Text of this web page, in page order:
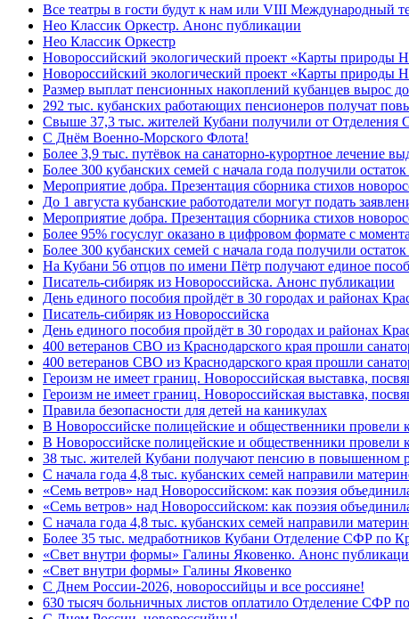
Все театры в гости будут к нам или VIII Международный
Нео Классик Оркестр. Анонс публикации
Нео Классик Оркестр
Новороссийский экологический проект «Карты природы
Новороссийский экологический проект «Карты природы
Размер выплат пенсионных накоплений кубанцев вырос
292 тыс. кубанских работающих пенсионеров получат
Свыше 37,3 тыс. жителей Кубани получили от Отделения
C Днём Военно-Морского Флота!
Более 3,9 тыс. путёвок на санаторно-курортное лечение
Более 300 кубанских семей с начала года получили
Мероприятие добра. Презентация сборника стихов
До 1 августа кубанские работодатели могут подать
Мероприятие добра. Презентация сборника стихов
Более 95% госуслуг оказано в цифровом формате с
Более 300 кубанских семей с начала года получили
На Кубани 56 отцов по имени Пётр получают единое
Писатель-сибиряк из Новороссийска. Анонс публикации
День единого пособия пройдёт в 30 городах и районах
Писатель-сибиряк из Новороссийска
День единого пособия пройдёт в 30 городах и районах
400 ветеранов СВО из Краснодарского края прошли
400 ветеранов СВО из Краснодарского края прошли
Героизм не имеет границ. Новороссийская выставка,
Героизм не имеет границ. Новороссийская выставка,
Правила безопасности для детей на каникулах
В Новороссийске полицейские и общественники провели
В Новороссийске полицейские и общественники провели
38 тыс. жителей Кубани получают пенсию в повышенном
С начала года 4,8 тыс. кубанских семей направили
«Семь ветров» над Новороссийском: как поэзия
«Семь ветров» над Новороссийском: как поэзия
С начала года 4,8 тыс. кубанских семей направили
Более 35 тыс. медработников Кубани Отделение СФР по
«Свет внутри формы» Галины Яковенко. Анонс
«Свет внутри формы» Галины Яковенко
C Днем России-2026, новороссийцы и все россияне!
630 тысяч больничных листов оплатило Отделение СФР